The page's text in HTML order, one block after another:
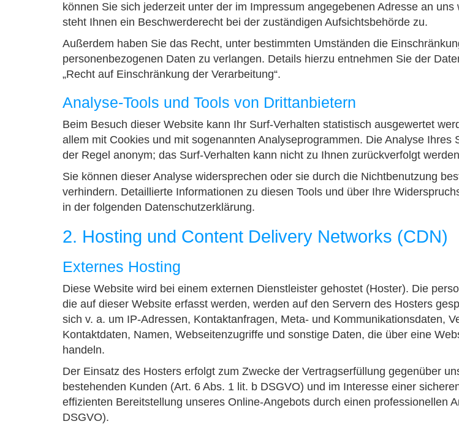
können Sie sich jederzeit unter der im Impressum angegebenen Adresse an uns
steht Ihnen ein Beschwerderecht bei der zuständigen Aufsichtsbehörde zu.
Außerdem haben Sie das Recht, unter bestimmten Umständen die
personenbezogenen Daten zu verlangen. Details hierzu entnehmen Sie der
„Recht auf Einschränkung der Verarbeitung“.
Analyse-Tools und Tools von Drittanbietern
Beim Besuch dieser Website kann Ihr Surf-Verhalten statistisch ausgewertet
allem mit Cookies und mit sogenannten Analyseprogrammen. Die Analyse Ihres
der Regel anonym; das Surf-Verhalten kann nicht zu Ihnen zurückverfolgt
Sie können dieser Analyse widersprechen oder sie durch die Nichtbenutzung
verhindern. Detaillierte Informationen zu diesen Tools und über Ihre
in der folgenden Datenschutzerklärung.
2. Hosting und Content Delivery Networks (CDN)
Externes Hosting
Diese Website wird bei einem externen Dienstleister gehostet (Hoster). Die
die auf dieser Website erfasst werden, werden auf den Servern des Hosters
sich v. a. um IP-Adressen, Kontaktanfragen, Meta- und Kommunikationsdaten,
Kontaktdaten, Namen, Webseitenzugriffe und sonstige Daten, die über eine
handeln.
Der Einsatz des Hosters erfolgt zum Zwecke der Vertragserfüllung gegenüber
bestehenden Kunden (Art. 6 Abs. 1 lit. b DSGVO) und im Interesse einer
effizienten Bereitstellung unseres Online-Angebots durch einen professionellen
DSGVO).